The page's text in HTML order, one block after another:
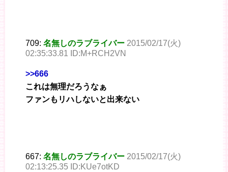
709: 名無しのラブライバー 2015/02/17(火)
02:35:33.81 ID:M+RCH2VN
>>666
これは無理だろうなぁ
ファンもリハしないと出来ない
667: 名無しのラブライバー 2015/02/17(火)
02:13:25.35 ID:KUe7otKD